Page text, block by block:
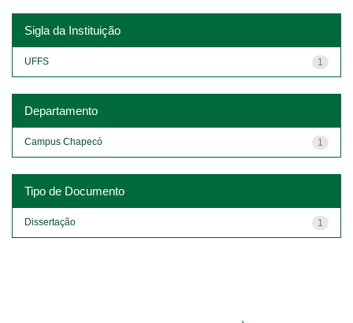
Sigla da Instituição
1
UFFS
Departamento
1
Campus Chapecó
Tipo de Documento
1
Dissertação